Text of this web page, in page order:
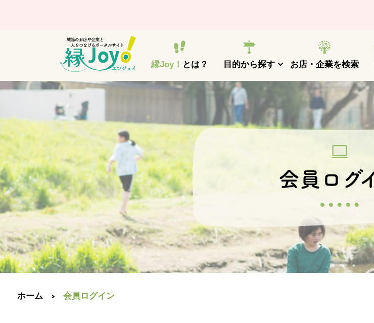
縁Joy！ とは？ 目的から探す お店・企業を検索
ホーム 会員ログイン